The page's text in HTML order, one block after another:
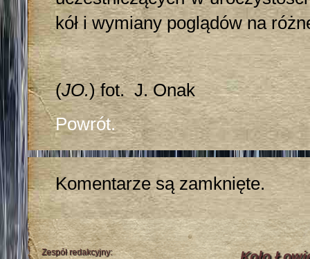
kół i wymiany poglądów na
(JO.) fot. J. Onak
Powrót.
Komentarze są zamknięte.
Zespół redakcyjny: